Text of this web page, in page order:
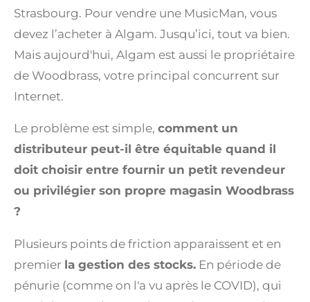
Strasbourg. Pour vendre une MusicMan, vous
devez l’acheter à Algam. Jusqu’ici, tout va bien.
Mais aujourd'hui, Algam est aussi le propriétaire
de Woodbrass, votre principal concurrent sur
Internet.
Le problème est simple, comment un
distributeur peut-il être équitable quand il
doit choisir entre fournir un petit revendeur
ou privilégier son propre magasin Woodbrass
?
Plusieurs points de friction apparaissent et en
premier la gestion des stocks. En période de
pénurie (comme on l'a vu après le COVID), qui